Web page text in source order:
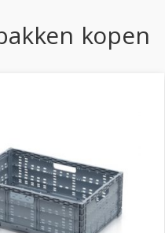
kopen